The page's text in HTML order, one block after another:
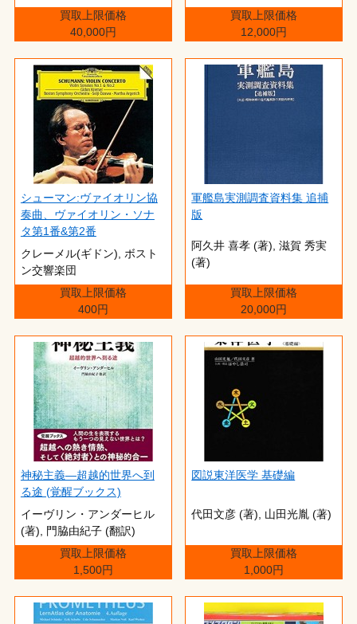
買取上限価格
40,000円
買取上限価格
12,000円
シューマン:ヴァイオリン協
奏曲、ヴァイオリン・ソナ
タ第1番&第2番
クレーメル(ギドン), ボスト
ン交響楽団
買取上限価格
400円
軍艦島実測調査資料集 追捕
版
阿久井 喜孝 (著),‎ 滋賀 秀実
(著)
買取上限価格
20,000円
神秘主義―超越的世界へ到
る途 (覚醒ブックス)
イーヴリン・アンダーヒル
(著),‎ 門脇由紀子 (翻訳)
買取上限価格
1,500円
図説東洋医学 基礎編
代田文彦 (著),‎ 山田光胤 (著)
買取上限価格
1,000円